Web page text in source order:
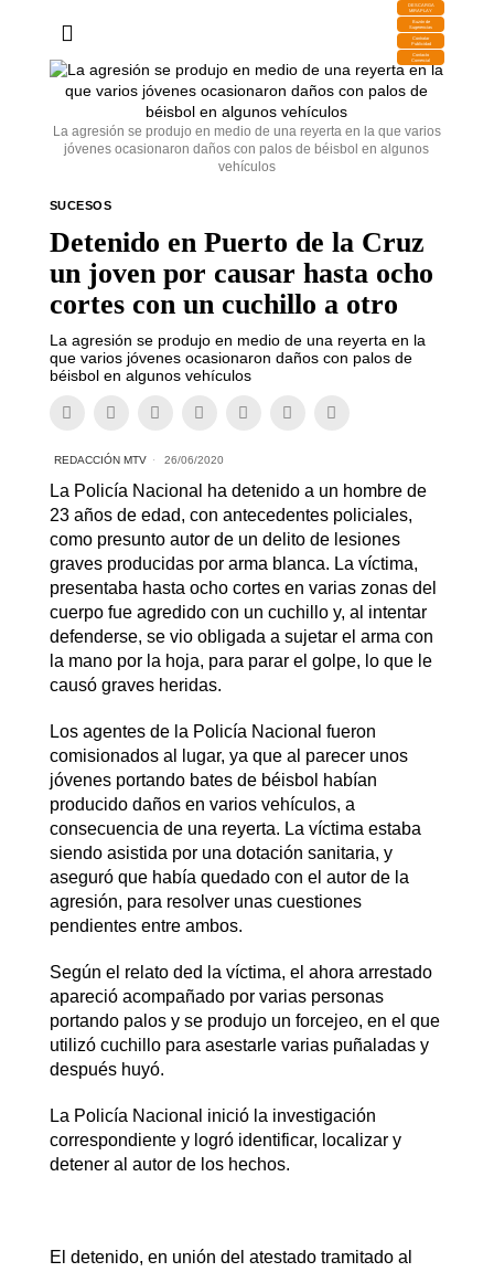
DESCARGA
MIRAPLAY
Buzón de
Sugerencias
Contratar
Publicidad
Contacto
Comercial
La agresión se produjo en medio de una reyerta en la que varios
jóvenes ocasionaron daños con palos de béisbol en algunos
vehículos
SUCESOS
Detenido en Puerto de la Cruz
un joven por causar hasta ocho
cortes con un cuchillo a otro
La agresión se produjo en medio de una reyerta en la
que varios jóvenes ocasionaron daños con palos de
béisbol en algunos vehículos
REDACCIÓN MTV 26/06/2020
La Policía Nacional ha detenido a un hombre de
23 años de edad, con antecedentes policiales,
como presunto autor de un delito de lesiones
graves producidas por arma blanca. La víctima,
presentaba hasta ocho cortes en varias zonas del
cuerpo fue agredido con un cuchillo y, al intentar
defenderse, se vio obligada a sujetar el arma con
la mano por la hoja, para parar el golpe, lo que le
causó graves heridas.
Los agentes de la Policía Nacional fueron
comisionados al lugar, ya que al parecer unos
jóvenes portando bates de béisbol habían
producido daños en varios vehículos, a
consecuencia de una reyerta. La víctima estaba
siendo asistida por una dotación sanitaria, y
aseguró que había quedado con el autor de la
agresión, para resolver unas cuestiones
pendientes entre ambos.
Según el relato ded la víctima, el ahora arrestado
apareció acompañado por varias personas
portando palos y se produjo un forcejeo, en el que
utilizó cuchillo para asestarle varias puñaladas y
después huyó.
La Policía Nacional inició la investigación
correspondiente y logró identificar, localizar y
detener al autor de los hechos.
El detenido, en unión del atestado tramitado al